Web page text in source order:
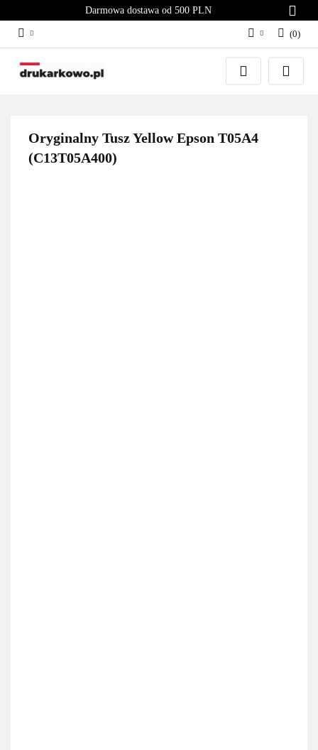
Darmowa dostawa od 500 PLN
Zaloguj się
Załóż konto
(0)
Oryginalny Tusz Yellow Epson T05A4
(C13T05A400)